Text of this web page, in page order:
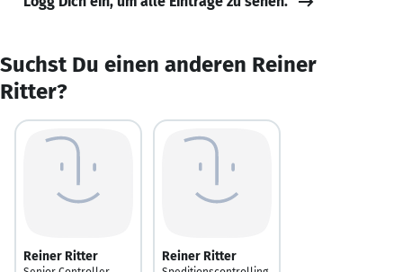
Suchst Du einen anderen Reiner
Ritter?
Reiner Ritter Reiner Ritter